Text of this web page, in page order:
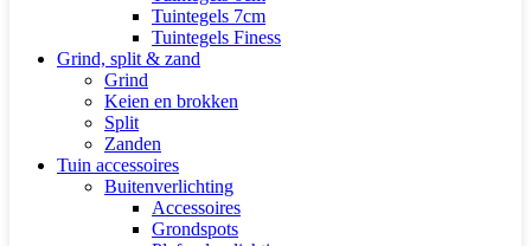
Tuintegels 7cm
Tuintegels Finess
Grind, split & zand
Grind
Keien en brokken
Split
Zanden
Tuin accessoires
Buitenverlichting
Accessoires
Grondspots